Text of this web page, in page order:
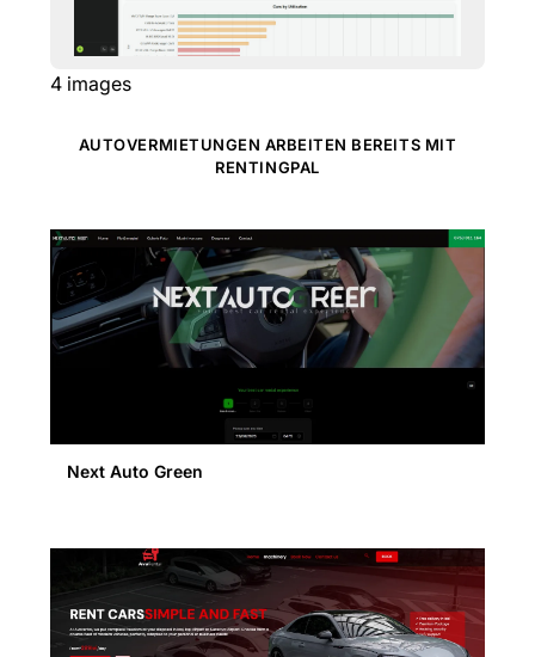
4 images
AUTOVERMIETUNGEN ARBEITEN BEREITS MIT
RENTINGPAL
Next Auto Green